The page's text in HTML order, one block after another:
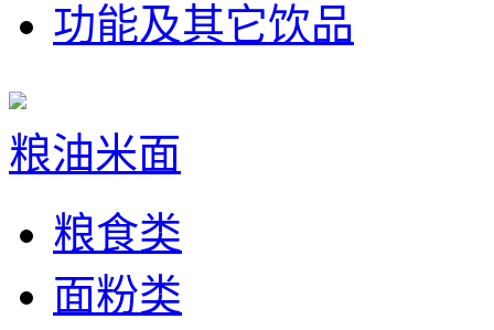
功能及其它饮品
粮油米面
粮食类
面粉类